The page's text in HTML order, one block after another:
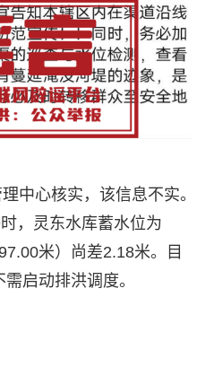
中心核实，该信息不实。
，灵东水库蓄水位为
米）尚差2.18米。目
启动排洪调度。